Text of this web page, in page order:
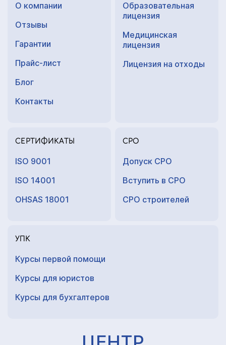
О компании
Отзывы
Гарантии
Прайс-лист
Блог
Контакты
Образовательная
лицензия
Медицинская
лицензия
Лицензия на отходы
СЕРТИФИКАТЫ
ISO 9001
ISO 14001
OHSAS 18001
СРО
Допуск СРО
Вступить в СРО
СРО строителей
УПК
Курсы первой помощи
Курсы для юристов
Курсы для бухгалтеров